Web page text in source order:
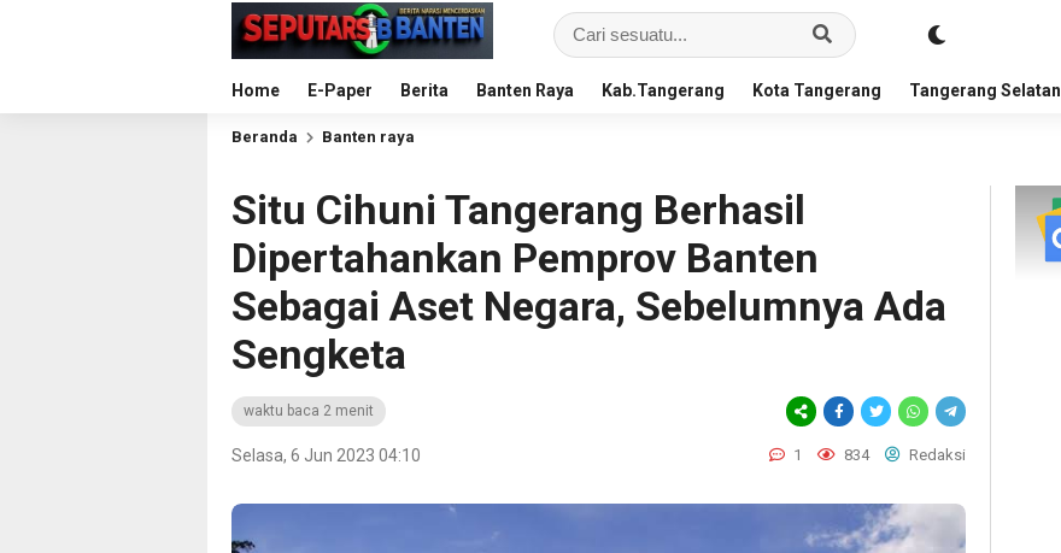
Home E-Paper Berita Banten Raya Kab.Tangerang Kota Tangerang Tangerang Selatan
Beranda Banten raya
Situ Cihuni Tangerang Berhasil
Dipertahankan Pemprov Banten
Sebagai Aset Negara, Sebelumnya Ada
Sengketa
waktu baca 2 menit
Selasa, 6 Jun 2023 04:10 1 834 Redaksi